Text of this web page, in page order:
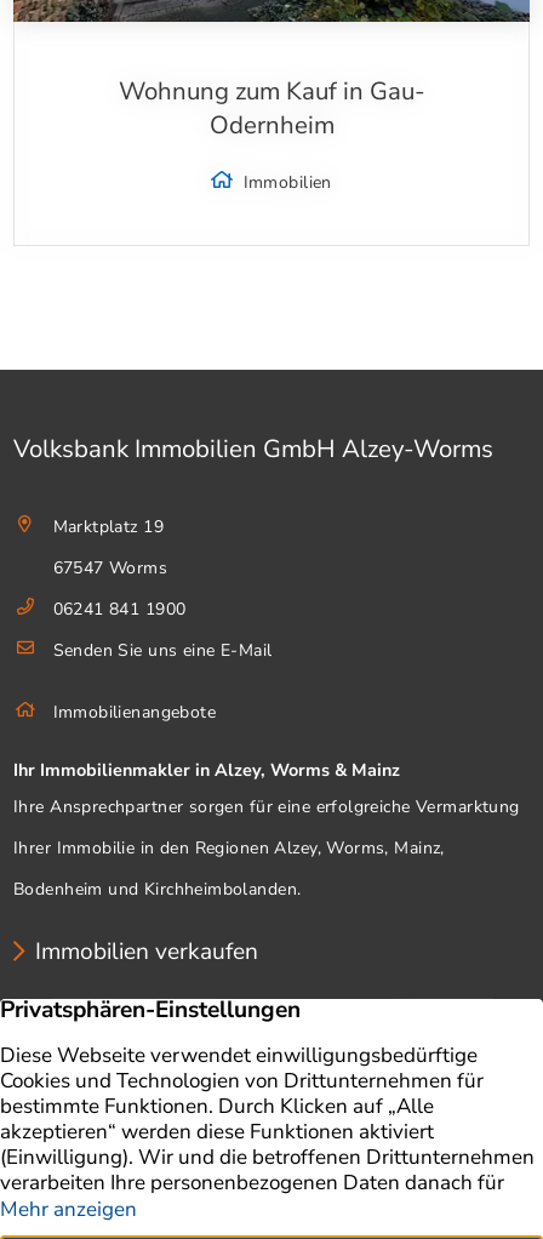
Wohnung zum Kauf in Gau-
Odernheim
Immobilien
Volksbank Immobilien GmbH Alzey-Worms
Marktplatz 19
67547 Worms
06241 841 1900
Senden Sie uns eine E-Mail
Immobilienangebote
Ihr Immobilienmakler in Alzey, Worms & Mainz
Ihre Ansprechpartner sorgen für eine erfolgreiche Vermarktung
Ihrer Immobilie in den Regionen Alzey, Worms, Mainz,
Bodenheim und Kirchheimbolanden.
Immobilien verkaufen
Unternehmen
Immobilie verkaufen
Ratgeber
Immobilienbewertung
Impressum
Aktuelles
Datenschutz
Finanzierung
AGB
Referenzen